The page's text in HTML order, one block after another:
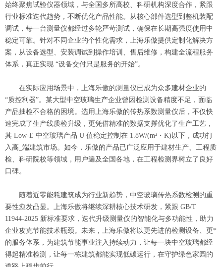
始终聚焦试验仪器领域，与全国多所高校、科研机构深度合作，紧跟
行业标准迭代趋势，不断优化产品性能。从核心部件选型到整机装配
调试，每一台测量仪都经过多轮严苛测试，确保在长期高强度使用中
稳定可靠。针对不同企业的个性化需求，上海乐傲提供定制化解决方
案，从设备选型、安装调试到操作培训、售后维修，构建全流程服务
体系，真正实现 “设备交付只是服务的开始”。
在实际应用场景中，上海乐傲的测量仪已成为众多建材企业的
“质控利器”。某大型中空玻璃生产企业曾因检测设备精度不足，面临
产品抽检不合格的困境。选用上海乐傲的传热系数测量仪后，不仅快
速完成了生产线质检升级，更凭借精准的数据支撑优化了生产工艺，
其 Low-E 中空玻璃产品 U 值稳定控制在 1.8W/(m²・K)以下，成功打
入高_端建筑市场。如今，乐傲的产品已广泛应用于建材生产、工程质
检、科研院校等领域，用户遍及全国各地，在工程检测界树立了良好
口碑。
随着近零能耗建筑成为行业新趋势，中空玻璃传热系数检测的重
要性愈发凸显。上海乐傲将继续深耕核心技术研发，紧跟 GB/T
11944-2025 新标准要求，迭代升级测量仪的智能化与多功能性，助力
企业攻克节能技术瓶颈。未来，上海乐傲将以更先进的检测设备、更*
的服务体系，为建筑节能事业注入持续动力，让每一块中空玻璃都经
得起精准检测，让每一栋建筑都能实现低碳运行，在守护绿色家园的